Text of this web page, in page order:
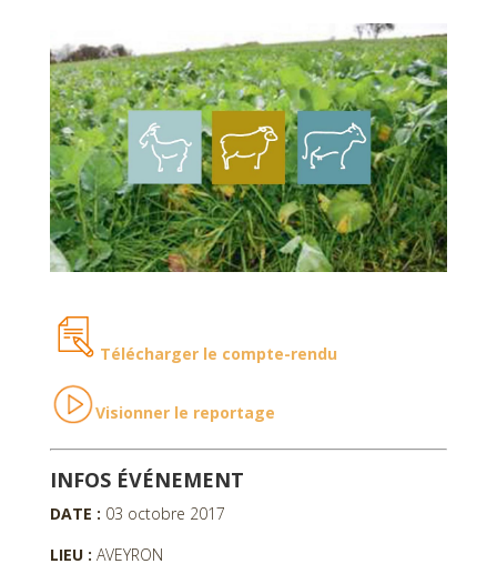
Télécharger le compte-rendu
Visionner le reportage
INFOS ÉVÉNEMENT
DATE : 03 octobre 2017
LIEU : AVEYRON